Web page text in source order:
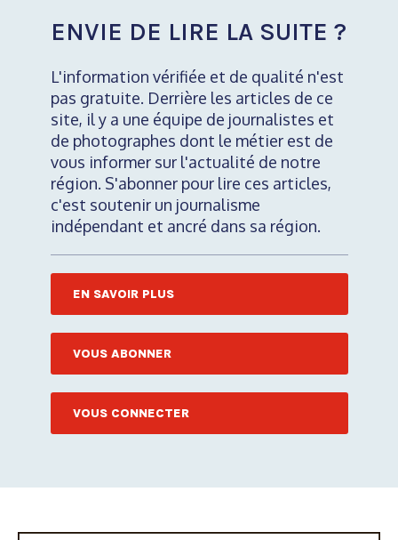
ENVIE DE LIRE LA SUITE ?
L'information vérifiée et de qualité n'est
pas gratuite. Derrière les articles de ce
site, il y a une équipe de journalistes et
de photographes dont le métier est de
vous informer sur l'actualité de notre
région. S'abonner pour lire ces articles,
c'est soutenir un journalisme
indépendant et ancré dans sa région.
EN SAVOIR PLUS
VOUS ABONNER
VOUS CONNECTER